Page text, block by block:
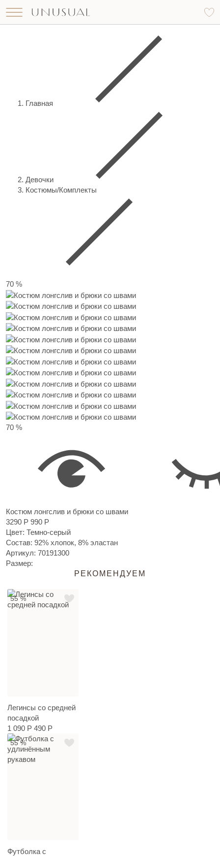
Главная
Девочки
Костюмы/Комплекты
70 %
70 %
Костюм лонгслив и брюки со швами
3290 Р 990 Р
Цвет: Темно-серый
Состав: 92% хлопок, 8% эластан
Артикул: 70191300
Размер:
РЕКОМЕНДУЕМ
55 %
Легинсы со средней
посадкой
1 090 Р 490 Р
55 %
Футболка с